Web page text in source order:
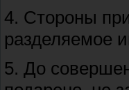
4. Стороны
разделяемое
5. До